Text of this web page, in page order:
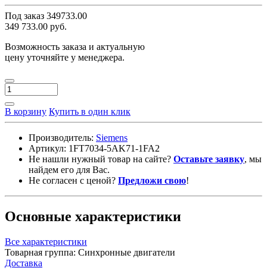
Под заказ 349733.00
349 733.00 руб.
Возможность заказа и актуальную
цену уточняйте у менеджера.
В корзину Купить в один клик
Производитель: Siemens
Артикул: 1FT7034-5AK71-1FA2
Не нашли нужный товар на сайте? Оставьте заявку, мы
найдем его для Вас.
Не согласен с ценой? Предложи свою!
Основные характеристики
Все характеристики
Товарная группа: Синхронные двигатели
Доставка